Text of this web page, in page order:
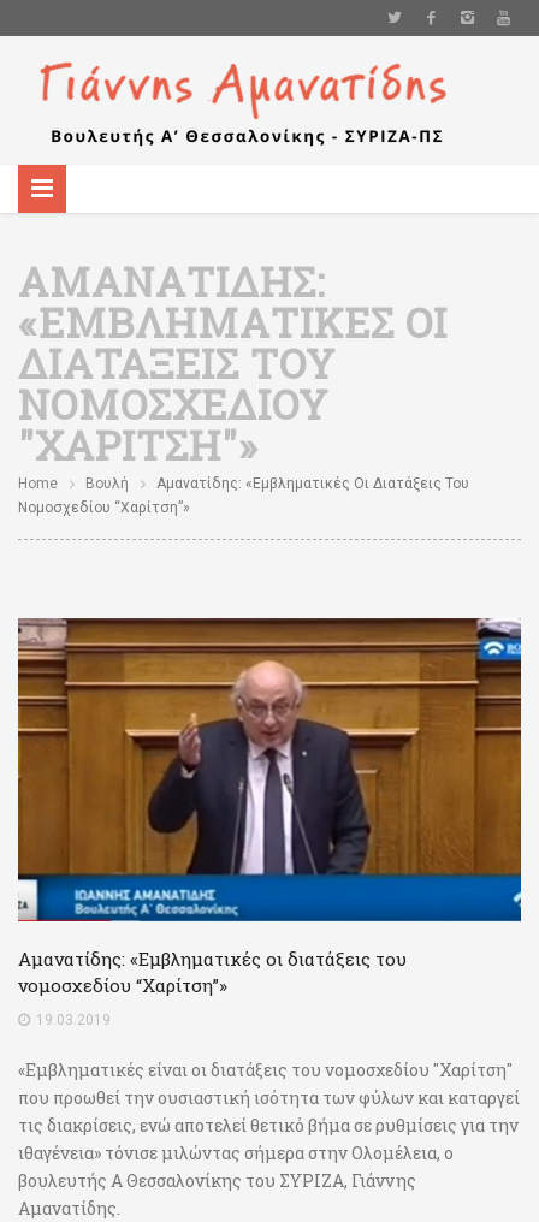
ΑΜΑΝΑΤΊΔΗΣ:
«ΕΜΒΛΗΜΑΤΙΚΈΣ ΟΙ
ΔΙΑΤΆΞΕΙΣ ΤΟΥ
ΝΟΜΟΣΧΕΔΊΟΥ
"ΧΑΡΊΤΣΗ"»
Home Βουλή
Αμανατίδης: «Εμβληματικές Οι Διατάξεις Του
Νομοσχεδίου “Χαρίτση”»
Αμανατίδης: «Εμβληματικές οι διατάξεις του
νομοσχεδίου “Χαρίτση”»
19.03.2019
«Εμβληματικές είναι οι διατάξεις του νομοσχεδίου "Χαρίτση"
που προωθεί την ουσιαστική ισότητα των φύλων και καταργεί
τις διακρίσεις, ενώ αποτελεί θετικό βήμα σε ρυθμίσεις για την
ιθαγένεια» τόνισε μιλώντας σήμερα στην Ολομέλεια, ο
βουλευτής Α Θεσσαλονίκης του ΣΥΡΙΖΑ, Γιάννης
Αμανατίδης.